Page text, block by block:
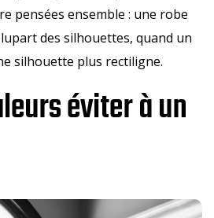
pensées ensemble : une robe
des silhouettes, quand un
silhouette plus rectiligne.
éviter à un